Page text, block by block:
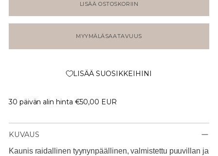
LISÄÄ OSTOSKORIIN
MYYMÄLÄSAATAVUUS
LISÄÄ SUOSIKKEIHINI
30 päivän alin hinta €50,00 EUR
KUVAUS
Kaunis raidallinen tyynynpäällinen, valmistettu puuvillan ja